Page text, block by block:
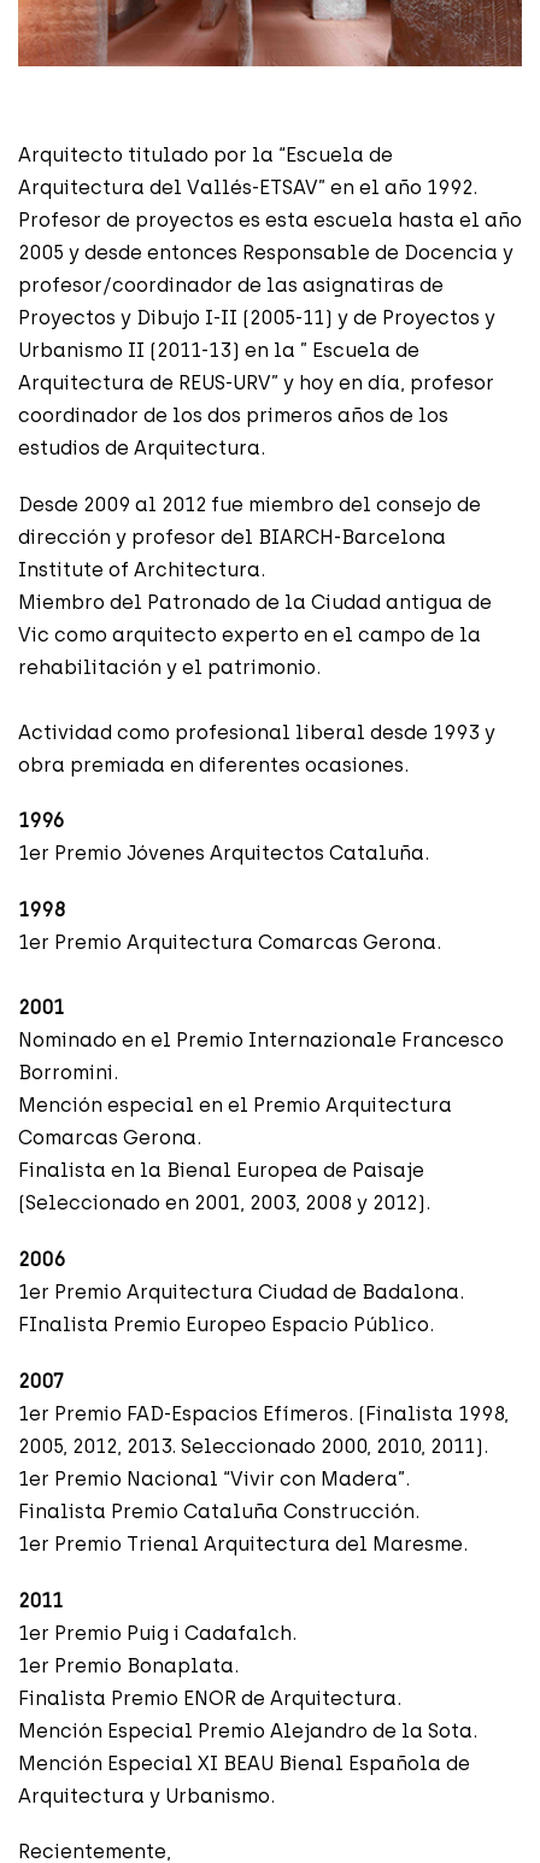
Arquitecto titulado por la “Escuela de
Arquitectura del Vallés-ETSAV” en el año 1992.
Profesor de proyectos es esta escuela hasta el año
2005 y desde entonces Responsable de Docencia y
profesor/coordinador de las asignatiras de
Proyectos y Dibujo I-II (2005-11) y de Proyectos y
Urbanismo II (2011-13) en la ” Escuela de
Arquitectura de REUS-URV” y hoy en día, profesor
coordinador de los dos primeros años de los
estudios de Arquitectura.
Desde 2009 al 2012 fue miembro del consejo de
dirección y profesor del BIARCH-Barcelona
Institute of Architectura.
Miembro del Patronado de la Ciudad antigua de
Vic como arquitecto experto en el campo de la
rehabilitación y el patrimonio.
Actividad como profesional liberal desde 1993 y
obra premiada en diferentes ocasiones.
1996
1er Premio Jóvenes Arquitectos Cataluña.
1998
1er Premio Arquitectura Comarcas Gerona.
2001
Nominado en el Premio Internazionale Francesco
Borromini.
Mención especial en el Premio Arquitectura
Comarcas Gerona.
Finalista en la Bienal Europea de Paisaje
(Seleccionado en 2001, 2003, 2008 y 2012).
2006
1er Premio Arquitectura Ciudad de Badalona.
FInalista Premio Europeo Espacio Público.
2007
1er Premio FAD-Espacios Efímeros. (Finalista 1998,
2005, 2012, 2013. Seleccionado 2000, 2010, 2011).
1er Premio Nacional “Vivir con Madera”.
Finalista Premio Cataluña Construcción.
1er Premio Trienal Arquitectura del Maresme.
2011
1er Premio Puig i Cadafalch.
1er Premio Bonaplata.
Finalista Premio ENOR de Arquitectura.
Mención Especial Premio Alejandro de la Sota.
Mención Especial XI BEAU Bienal Española de
Arquitectura y Urbanismo.
Recientemente,